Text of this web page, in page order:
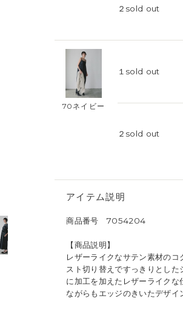
２ sold out
70ネイビー
１ sold out
２ sold out
アイテム説明
商品番号 7054204
【商品説明】
レザーライクなサテン素材の
スト切り替えですっきりとし
に加工を加えたレザーライク
ながらもエッジのきいたデザイ